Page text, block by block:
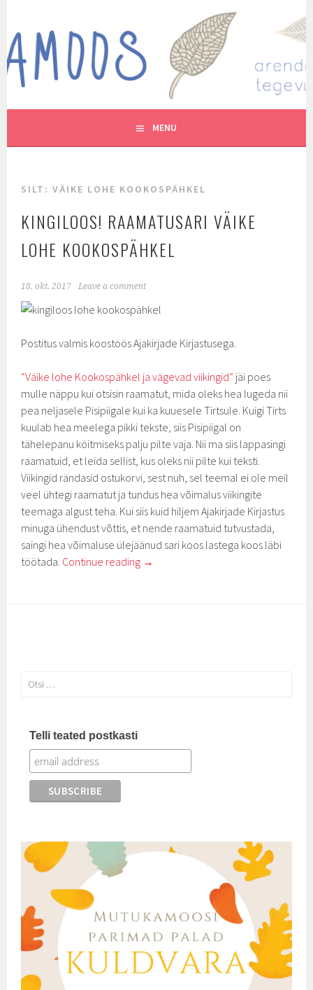
content
MUTUKAMOOS
ARENDAVAID TEGEVUSI LASTEGA
MENU
SILT:VÄIKE LOHE KOOKOSPÄHKEL
KINGILOOS! RAAMATUSARI VÄIKE
LOHE KOOKOSPÄHKEL
18. okt. 2017 Leave a comment
Postitus valmis koostöös Ajakirjade Kirjastusega.
“Väike lohe Kookospähkel ja vägevad viikingid” jäi poes
mulle näppu kui otsisin raamatut, mida oleks hea lugeda nii
pea neljasele Pisipiigale kui ka kuuesele Tirtsule. Kuigi Tirts
kuulab hea meelega pikki tekste, siis Pisipiigal on
tähelepanu köitmiseks palju pilte vaja. Nii ma siis lappasingi
raamatuid, et leida sellist, kus oleks nii pilte kui teksti.
Viikingid rändasid ostukorvi, sest nuh, sel teemal ei ole meil
veel ühtegi raamatut ja tundus hea võimalus viikingite
teemaga algust teha. Kui siis kuid hiljem Ajakirjade Kirjastus
minuga ühendust võttis, et nende raamatuid tutvustada,
saingi hea võimaluse ülejäänud sari koos lastega koos läbi
töötada. Continue reading →
Otsi:
Telli teated postkasti